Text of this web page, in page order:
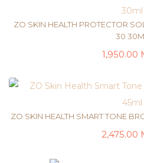
ZO SKIN HEALTH PROTECTOR
30
1,950.00
ZO SKIN HEALTH SMART TONE
2,475.00